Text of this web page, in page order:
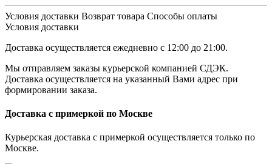
Условия доставки Возврат товара Cпособы оплаты
Условия доставки
Доставка осуществляется ежедневно с 12:00 до 21:00.
Мы отправляем заказы курьерской компанией СДЭК.
Доставка осуществляется на указанный Вами адрес при
формировании заказа.
Доставка с примеркой по Москве
Курьерская доставка с примеркой осуществляется только по
Москве.